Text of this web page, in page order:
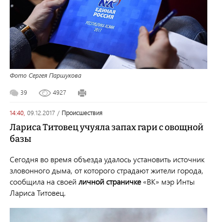
Фото Сергея Паршукова
39 4927
14:40, 09.12.2017 / происшествия
Лариса Титовец учуяла запах гари с овощной
базы
Сегодня во время объезда удалось установить источник
зловонного дыма, от которого страдают жители города,
сообщила на своей личной страничке «ВК» мэр Инты
Лариса Титовец.